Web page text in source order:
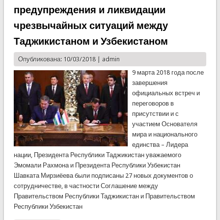
предупреждения и ликвидации
чрезвычайных ситуаций между
Таджикистаном и Узбекистаном
Опубликована: 10/03/2018 | admin
9 марта 2018 года после
завершения
официальных встреч и
переговоров в
присутствии и с
участием Основателя
мира и национального
единства – Лидера
нации, Президента Республики Таджикистан уважаемого
Эмомали Рахмона и Президента Республики Узбекистан
Шавката Мирзиёева были подписаны 27 новых документов о
сотрудничестве, в частности Соглашение между
Правительством Республики Таджикистан и Правительством
Республики Узбекистан